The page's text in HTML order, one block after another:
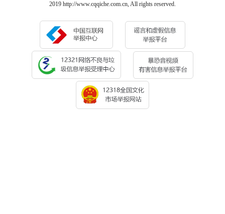
2019 http://www.cqqiche.com.cn, All rights reserved.